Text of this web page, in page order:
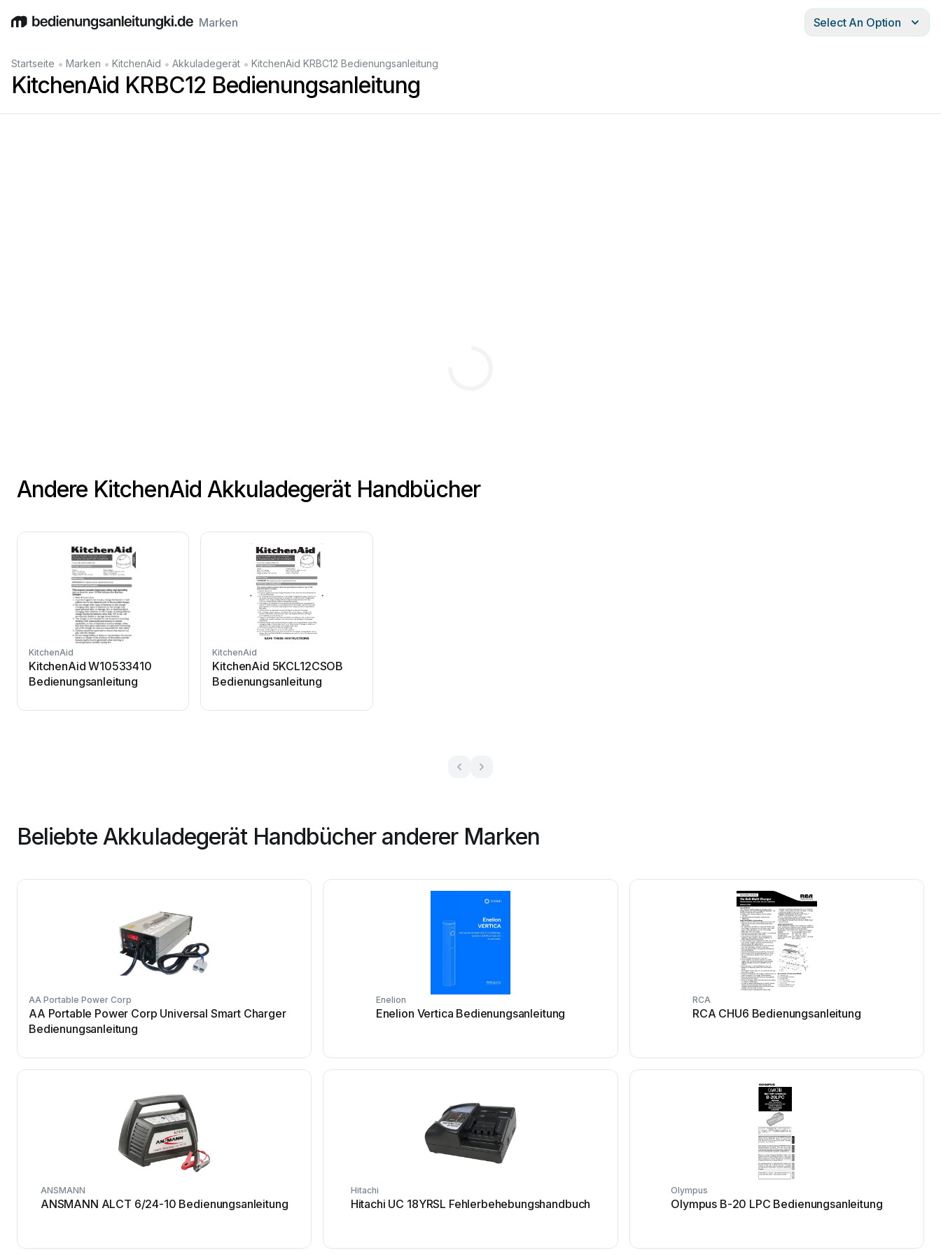
EnglishDeutschEspañolItalianoFrançais
Marken Select An Option
Startseite • Marken • KitchenAid • Akkuladegerät • KitchenAid KRBC12 Bedienungsanleitung
KitchenAid KRBC12 Bedienungsanleitung
Andere KitchenAid Akkuladegerät Handbücher
KitchenAid
KitchenAid W10533410
Bedienungsanleitung
KitchenAid
KitchenAid 5KCL12CSOB
Bedienungsanleitung
Beliebte Akkuladegerät Handbücher anderer Marken
AA Portable Power Corp
AA Portable Power Corp Universal Smart Charger
Bedienungsanleitung
Enelion
Enelion Vertica Bedienungsanleitung
RCA
RCA CHU6 Bedienungsanleitung
ANSMANN
ANSMANN ALCT 6/24-10 Bedienungsanleitung
Hitachi
Hitachi UC 18YRSL Fehlerbehebungshandbuch
Olympus
Olympus B-20 LPC Bedienungsanleitung